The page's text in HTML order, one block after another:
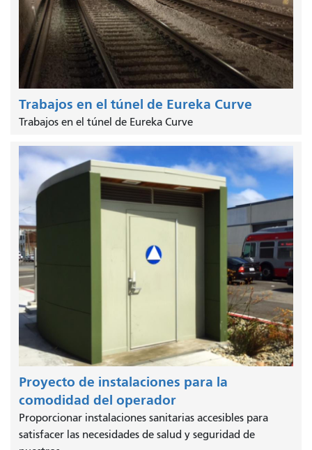
Trabajos en el túnel de Eureka Curve
Trabajos en el túnel de Eureka Curve
Proyecto de instalaciones para la
comodidad del operador
Proporcionar instalaciones sanitarias accesibles para
satisfacer las necesidades de salud y seguridad de